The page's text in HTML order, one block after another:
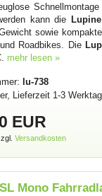
kann die
sowie
Roadbikes. Die
mehr lesen »
lu-738
Lieferzeit 1-3
EUR
Versandkosten
Mono